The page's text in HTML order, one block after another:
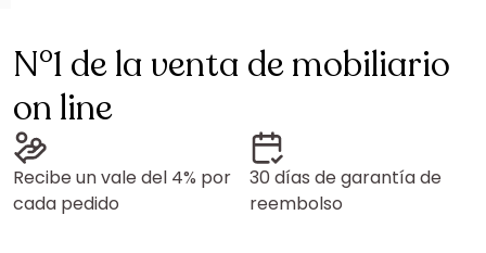
N°1 de la venta de mobiliario
on line
Recibe un vale del 4% por
cada pedido
30 días de garantía de
reembolso